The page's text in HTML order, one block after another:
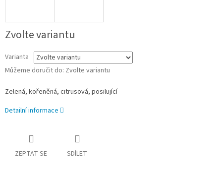
Zvolte variantu
Varianta
Můžeme doručit do: Zvolte variantu
Zelená, kořeněná, citrusová, posilující
Detailní informace
ZEPTAT SE SDÍLET